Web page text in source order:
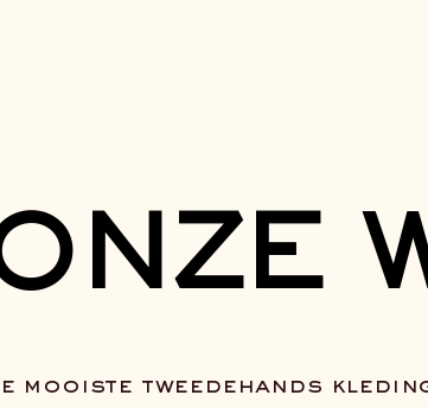
mooiste tweedehands